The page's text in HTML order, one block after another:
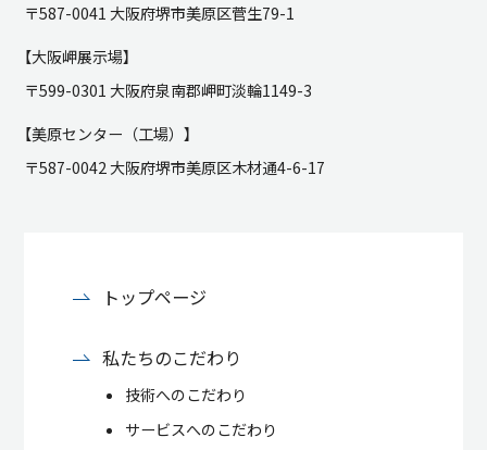
〒587-0041 大阪府堺市美原区菅生79-1
【大阪岬展示場】
〒599-0301 大阪府泉南郡岬町淡輪1149-3
【美原センター（工場）】
〒587-0042 大阪府堺市美原区木材通4-6-17
トップページ
私たちのこだわり
技術へのこだわり
サービスへのこだわり